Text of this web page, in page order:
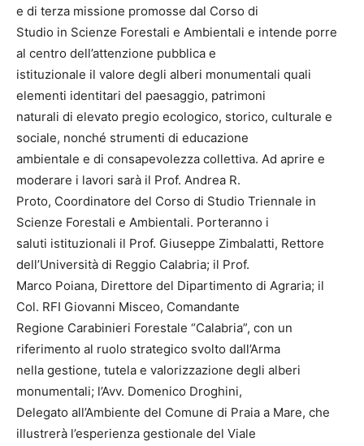
e di terza missione promosse dal Corso di
Studio in Scienze Forestali e Ambientali e intende porre
al centro dell’attenzione pubblica e
istituzionale il valore degli alberi monumentali quali
elementi identitari del paesaggio, patrimoni
naturali di elevato pregio ecologico, storico, culturale e
sociale, nonché strumenti di educazione
ambientale e di consapevolezza collettiva. Ad aprire e
moderare i lavori sarà il Prof. Andrea R.
Proto, Coordinatore del Corso di Studio Triennale in
Scienze Forestali e Ambientali. Porteranno i
saluti istituzionali il Prof. Giuseppe Zimbalatti, Rettore
dell’Università di Reggio Calabria; il Prof.
Marco Poiana, Direttore del Dipartimento di Agraria; il
Col. RFI Giovanni Misceo, Comandante
Regione Carabinieri Forestale “Calabria”, con un
riferimento al ruolo strategico svolto dall’Arma
nella gestione, tutela e valorizzazione degli alberi
monumentali; l’Avv. Domenico Droghini,
Delegato all’Ambiente del Comune di Praia a Mare, che
illustrerà l’esperienza gestionale del Viale